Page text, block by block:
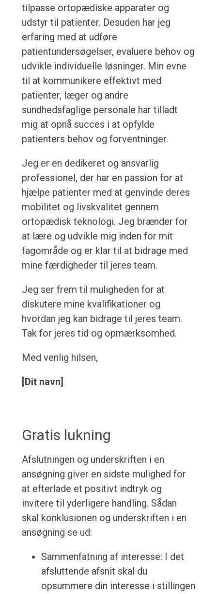
tilpasse ortopædiske apparater og
udstyr til patienter. Desuden har jeg
erfaring med at udføre
patientundersøgelser, evaluere behov og
udvikle individuelle løsninger. Min evne
til at kommunikere effektivt med
patienter, læger og andre
sundhedsfaglige personale har tilladt
mig at opnå succes i at opfylde
patienters behov og forventninger.
Jeg er en dedikeret og ansvarlig
professionel, der har en passion for at
hjælpe patienter med at genvinde deres
mobilitet og livskvalitet gennem
ortopædisk teknologi. Jeg brænder for
at lære og udvikle mig inden for mit
fagområde og er klar til at bidrage med
mine færdigheder til jeres team.
Jeg ser frem til muligheden for at
diskutere mine kvalifikationer og
hvordan jeg kan bidrage til jeres team.
Tak for jeres tid og opmærksomhed.
Med venlig hilsen,
[Dit navn]
Gratis lukning
Afslutningen og underskriften i en
ansøgning giver en sidste mulighed for
at efterlade et positivt indtryk og
invitere til yderligere handling. Sådan
skal konklusionen og underskriften i en
ansøgning se ud:
Sammenfatning af interesse: I det
afsluttende afsnit skal du
opsummere din interesse i stillingen